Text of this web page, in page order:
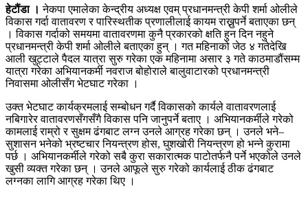
हेटौंडा । नेकपा एमालेका केन्द्रीय अध्यक्ष एवम् प्रधानमन्त्री केपी शर्मा ओलीले
विकास गर्दा वातावरण र पारिस्थतीक प्रणालीलाई कायम राख्नुपर्ने बताएका छन्
। विकास गर्दाको समयमा वातावरणमा कुनै प्रकारको क्षति हुन दिन नहुने
प्रधानमन्त्री केपी शर्मा ओलीले बताएका हुन् । गत महिनाको जेठ ४ गतेदेखि
आली खुट्टाले पैदल यात्रा सुरु गरेका एक महिनामा असार ३ गते काठमाडौंसम्म
यात्रा गरेका अभियानकर्मी नवराज बोहोराले बालुवाटारको प्रधानमन्त्री
निवासमा ओलीसँग भेटघाट गरेका ।
उक्त भेटघाट कार्यक्रमलाई सम्बोधन गर्दै विकासको कार्यले वातावरणलाई
नबिगारेर वातावरणसँगसँगै विकास पनि जानुपर्ने बताए । अभियानकर्मीले गरेको
कामलाई राम्रो र सुक्षम ढंगबाट लग्न उनले आग्रह गरेका छन् । उनले भने–
सुशासन भनेको भ्रष्टचार नियन्त्रण होस, घुशखोरी नियन्त्रण हो भन्ने कुरामा
पर्छ । अभियानकर्मीले गरेको सबै कुरा सकारात्मक पाटोतर्फनै पर्ने भएकोले उनले
खुसी व्यक्त गरेका छन् । उनले आफूले सुरु गरेको कार्यलाई ठीक ढंगबाट
लग्नका लागि आग्रह गरेका थिए ।